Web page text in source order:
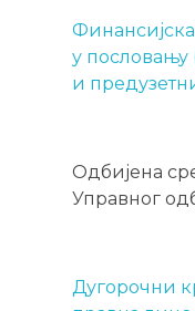
у пословању
и
Одбијена
Управног
Дугорочни